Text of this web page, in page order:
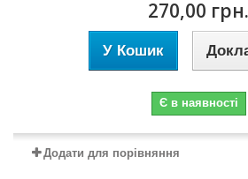
270,00 грн.
У Кошик
Є в наявності
Додати для порівняння